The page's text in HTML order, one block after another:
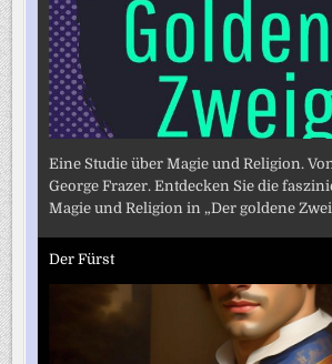
Eine Studie über Magie und Religion.
George Frazer. Entdecken Sie die
Magie und Religion in „Der goldene
Der Fürst